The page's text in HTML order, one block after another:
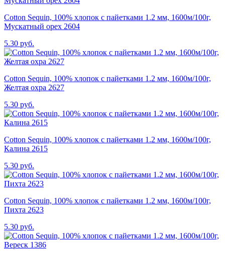
Cotton Sequin, 100% хлопок с пайетками 1.2 мм, 1600м/100г,
Мускатный орех 2604
5.30 руб.
Cotton Sequin, 100% хлопок с пайетками 1.2 мм, 1600м/100г,
Желтая охра 2627
5.30 руб.
Cotton Sequin, 100% хлопок с пайетками 1.2 мм, 1600м/100г,
Калина 2615
5.30 руб.
Cotton Sequin, 100% хлопок с пайетками 1.2 мм, 1600м/100г,
Пихта 2623
5.30 руб.